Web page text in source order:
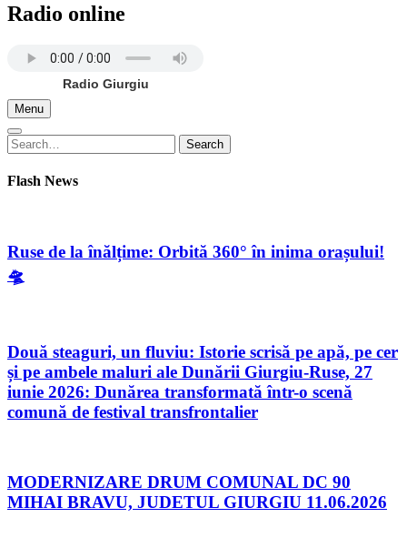
Radio online
Radio Giurgiu
Menu
Search
for:
Search
Flash News
Ruse de la înălțime: Orbită 360° în inima orașului!
🛸
Două steaguri, un fluviu: Istorie scrisă pe apă, pe cer
și pe ambele maluri ale Dunării Giurgiu-Ruse, 27
iunie 2026: Dunărea transformată într-o scenă
comună de festival transfrontalier
MODERNIZARE DRUM COMUNAL DC 90
MIHAI BRAVU, JUDETUL GIURGIU 11.06.2026